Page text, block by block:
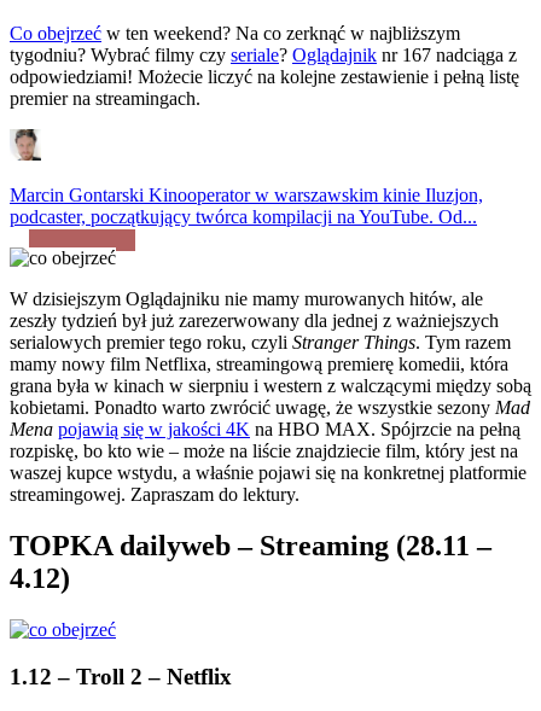
Co obejrzeć w ten weekend? Na co zerknąć w najbliższym
tygodniu? Wybrać filmy czy seriale? Oglądajnik nr 167 nadciąga z
odpowiedziami! Możecie liczyć na kolejne zestawienie i pełną listę
premier na streamingach.
Marcin Gontarski Kinooperator w warszawskim kinie Iluzjon,
podcaster, początkujący twórca kompilacji na YouTube. Od...
W dzisiejszym Oglądajniku nie mamy murowanych hitów, ale
zeszły tydzień był już zarezerwowany dla jednej z ważniejszych
serialowych premier tego roku, czyli Stranger Things. Tym razem
mamy nowy film Netflixa, streamingową premierę komedii, która
grana była w kinach w sierpniu i western z walczącymi między sobą
kobietami. Ponadto warto zwrócić uwagę, że wszystkie sezony Mad
Mena pojawią się w jakości 4K na HBO MAX. Spójrzcie na pełną
rozpiskę, bo kto wie – może na liście znajdziecie film, który jest na
waszej kupce wstydu, a właśnie pojawi się na konkretnej platformie
streamingowej. Zapraszam do lektury.
TOPKA dailyweb – Streaming (28.11 –
4.12)
1.12 – Troll 2 – Netflix